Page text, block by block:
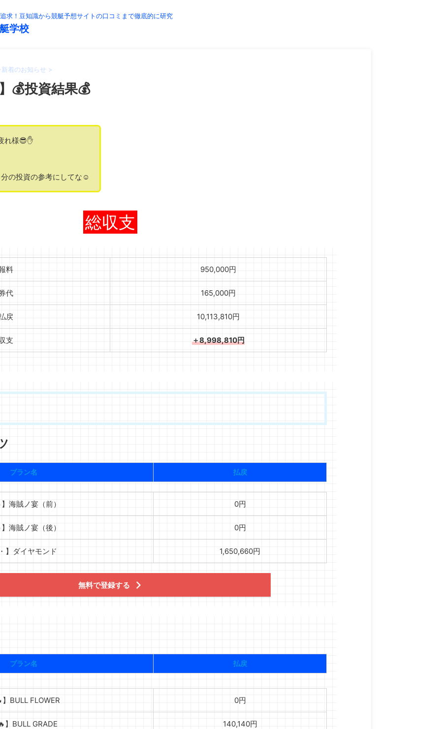
求！豆知識から競艇予想サイトの口コミまで徹底的に研究
学校
新着のお知らせ >
💰投資結果💰
れ様😎✋
の投資の参考にしてな☺️
総収支
料 950,000円
代 165,000円
戻 10,113,810円
支 ＋8,998,810円
プラン名 払戻
海賊ノ宴（前） 0円
海賊ノ宴（後） 0円
】ダイヤモンド 1,650,660円
無料で登録する
プラン名 払戻
】BULL FLOWER 0円
】BULL GRADE 140,140円